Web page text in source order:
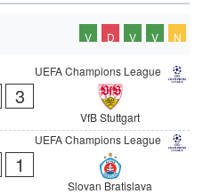
V D V V N
UEFA Champions League
3
VfB Stuttgart
UEFA Champions League
1
Slovan Bratislava